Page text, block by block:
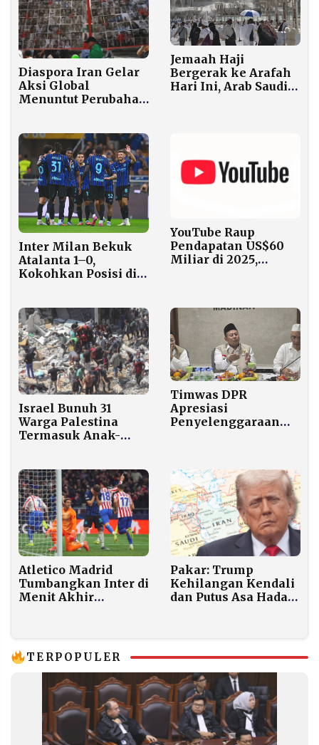
Diaspora Iran Gelar
Aksi Global
Menuntut Perubahan
Jemaah Haji
Bergerak ke Arafah
Hari Ini, Arab Saudi
Inter Milan Bekuk
Atalanta 1–0,
Kokohkan Posisi di
YouTube Raup
Pendapatan US$60
Miliar di 2025,
Israel Bunuh 31
Warga Palestina
Termasuk Anak-
Timwas DPR
Apresiasi
Penyelenggaraan
Bintang Lima
Madinah
Atletico Madrid
Tumbangkan Inter di
Menit Akhir
Pakar: Trump
Kehilangan Kendali
dan Putus Asa Hadapi
TERPOPULER